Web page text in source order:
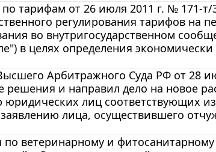
тарифам от 26 июля 2011 г. № 171-
регулирования тарифов
во внутригосударственном
в целях определения
Арбитражного Суда РФ от 28
решения и направил дело на новое
юридических лиц соответствующих
лица, осуществившего
ветеринарному и фитосанитарному